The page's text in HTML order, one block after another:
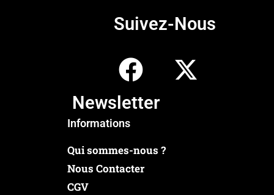
Suivez-Nous
Newsletter
Informations
Qui sommes-nous ?
Nous Contacter
CGV